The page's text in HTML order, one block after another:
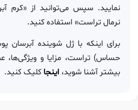
نمایید. سپس می‌توانید از
نرمال تراست» استفاده کنید.
برای اینکه با ژل شوینده
حساس) تراست، مزایا و ویژگی‌ها،
بیشتر آشنا شوید، اینجا کلیک کنید.